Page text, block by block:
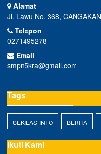
Alamat
Jl. Lawu No. 368, CANGAKAN
Telepon
0271495278
Email
smpn5kra@gmail.com
Tags
SEKILAS-INFO BERITA
Ikuti Kami